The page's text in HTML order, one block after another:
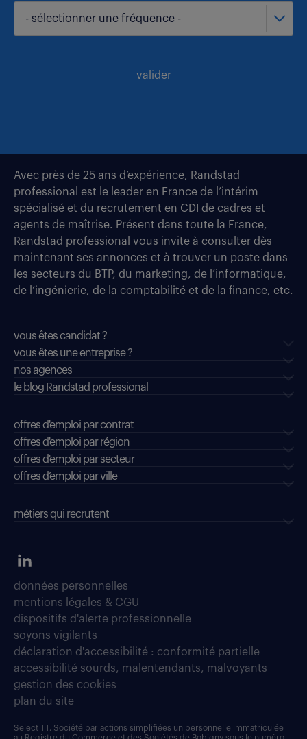
- sélectionner une fréquence -
valider
Avec près de 25 ans d’expérience, Randstad
professional est le leader en France de l’intérim
spécialisé et du recrutement en CDI de cadres et
agents de maîtrise. Présent dans toute la France,
Randstad professional vous invite à consulter dès
maintenant ses annonces et à trouver un poste dans
les secteurs du BTP, du marketing, de l’informatique,
de l’ingénierie, de la comptabilité et de la finance, etc.
vous êtes candidat ?
vous êtes une entreprise ?
nos agences
le blog Randstad professional
offres d'emploi par contrat
offres d'emploi par région
offres d'emploi par secteur
offres d’emploi par ville
métiers qui recrutent
données personnelles
mentions légales & CGU
dispositifs d'alerte professionnelle
soyons vigilants
déclaration d'accessibilité : conformité partielle
accessibilité sourds, malentendants, malvoyants
gestion des cookies
plan du site
Select TT, Société par actions simplifiées unipersonnelle immatriculée